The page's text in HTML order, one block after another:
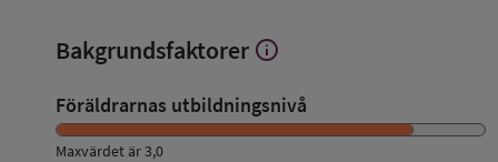
Bakgrundsfaktorer Visa
Bakgrundsfaktorer
info
Föräldrarnas utbildningsnivå
Maxvärdet är 3,0